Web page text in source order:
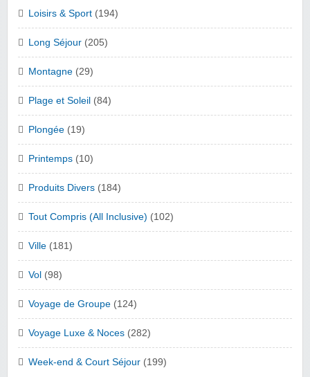
Loisirs & Sport (194)
Long Séjour (205)
Montagne (29)
Plage et Soleil (84)
Plongée (19)
Printemps (10)
Produits Divers (184)
Tout Compris (All Inclusive) (102)
Ville (181)
Vol (98)
Voyage de Groupe (124)
Voyage Luxe & Noces (282)
Week-end & Court Séjour (199)